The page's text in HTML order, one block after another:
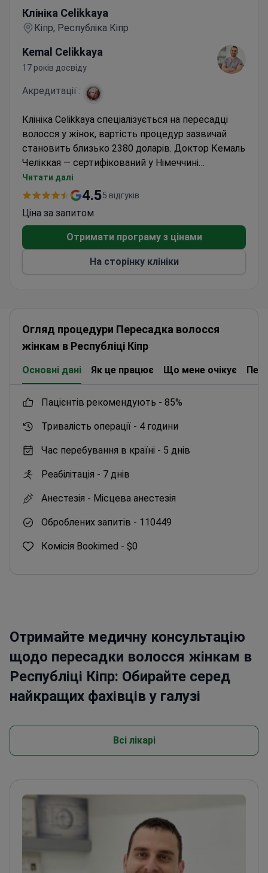
Клініка Celikkaya
Кіпр, Республіка Кіпр
Kemal Celikkaya
17 років досвіду
Акредитації :
Клініка Celikkaya спеціалізується на пересадці
волосся у жінок, вартість процедур зазвичай
становить близько 2380 доларів. Доктор Кемаль
Челіккая — сертифікований у Німеччині
пластичний хірург, зареєстрований у GMC
Великої Британії, з досвідом роботи як у
Читати далі
4.55 відгуків
Ціна за запитом
Отримати програму з цінами
На сторінку клініки
Огляд процедури Пересадка волосся
жінкам в Республіці Кіпр
Основні дані Як це працює Що мене очікує
пацієнтів рекомендують - 85%
Тривалість операції - 4 години
Час перебування в країні - 5 днів
Реабілітація - 7 днів
Анестезія - Місцева анестезія
Оброблених запитів - 110449
Комісія Bookimed - $0
Отримайте медичну консультацію
щодо пересадки волосся жінкам в
Республіці Кіпр: Обирайте серед
найкращих фахівців у галузі
Всі лікарі